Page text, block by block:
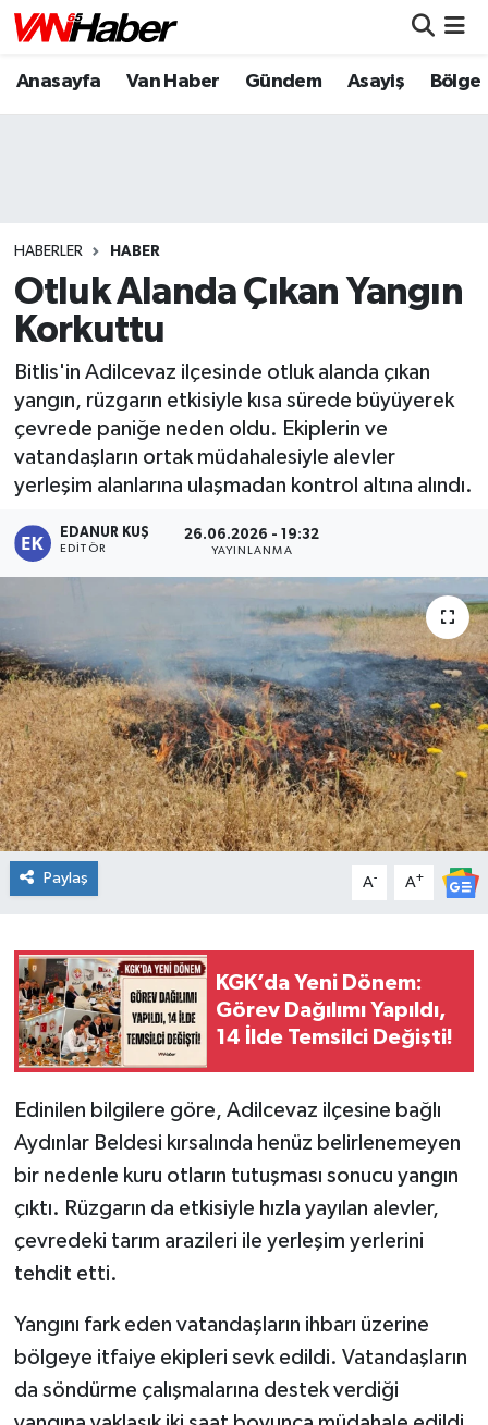
Anasayfa Van Haber Gündem Asayiş Bölge
HABERLER HABER
Otluk Alanda Çıkan Yangın
Korkuttu
Bitlis'in Adilcevaz ilçesinde otluk alanda çıkan
yangın, rüzgarın etkisiyle kısa sürede büyüyerek
çevrede paniğe neden oldu. Ekiplerin ve
vatandaşların ortak müdahalesiyle alevler
yerleşim alanlarına ulaşmadan kontrol altına alındı.
EDANUR KUŞ
EDITÖR
26.06.2026 - 19:32
YAYINLANMA
Paylaş A- A+
KGK’da Yeni Dönem:
Görev Dağılımı Yapıldı,
14 İlde Temsilci Değişti!
Edinilen bilgilere göre, Adilcevaz ilçesine bağlı
Aydınlar Beldesi kırsalında henüz belirlenemeyen
bir nedenle kuru otların tutuşması sonucu yangın
çıktı. Rüzgarın da etkisiyle hızla yayılan alevler,
çevredeki tarım arazileri ile yerleşim yerlerini
tehdit etti.
Yangını fark eden vatandaşların ihbarı üzerine
bölgeye itfaiye ekipleri sevk edildi. Vatandaşların
da söndürme çalışmalarına destek verdiği
Nöbetçi Eczaneler
Puan Durumu ve Fikstür
Tüm Manşetler
Son Dakika Haberleri
Haber Arşivi